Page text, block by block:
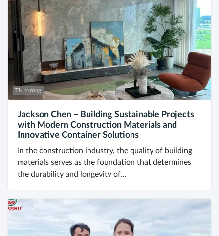
Thị trường
Jackson Chen – Building Sustainable Projects
with Modern Construction Materials and
Innovative Container Solutions
In the construction industry, the quality of building
materials serves as the foundation that determines
the durability and longevity of...